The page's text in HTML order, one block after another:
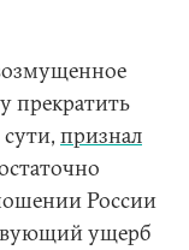
прекратить
признал
России
ущерб